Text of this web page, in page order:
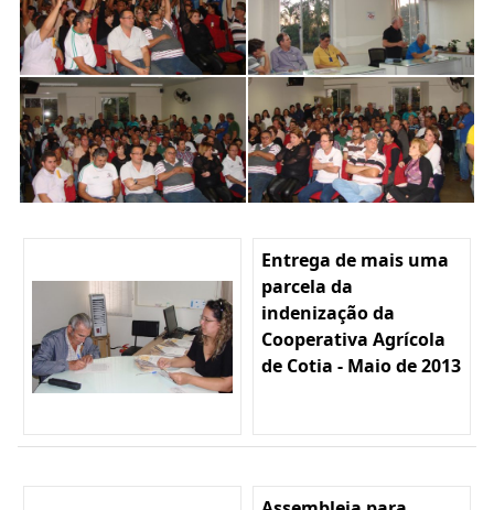
Entrega de mais uma
parcela da
indenização da
Cooperativa Agrícola
de Cotia - Maio de 2013